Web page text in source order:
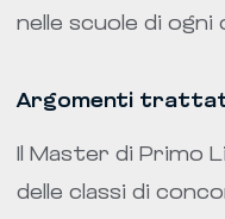
nelle scuole di ogni
Argomenti
Il Master di Primo
delle classi di